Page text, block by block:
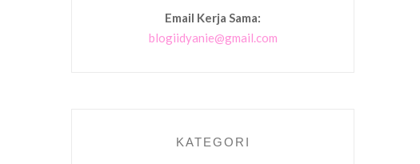
Email Kerja Sama:
blogiidyanie@gmail.com
KATEGORI